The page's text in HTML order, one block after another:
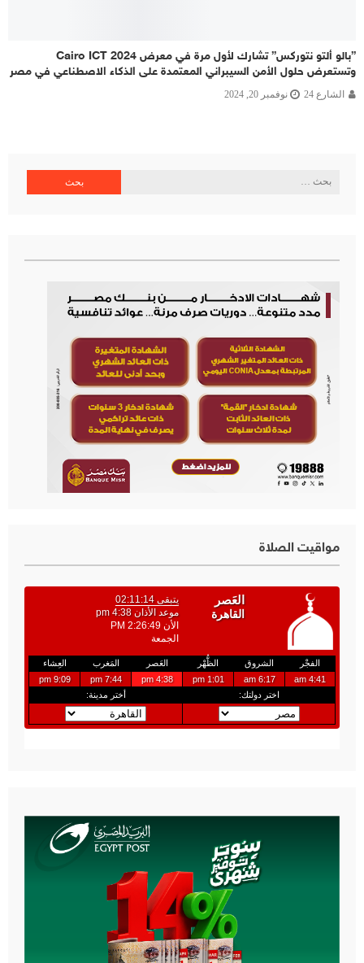
”بالو ألتو نتوركس” تشارك لأول مرة في معرض Cairo ICT 2024
وتستعرض حلول الأمن السيبراني المعتمدة على الذكاء الاصطناعي في مصر
الشارع 24 نوفمبر 20, 2024
البحث
مواقيت الصلاة